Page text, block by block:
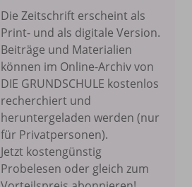
Die Zeitschrift erscheint als
Print- und als digitale Version.
Beiträge und Materialien
können im Online-Archiv von
DIE GRUNDSCHULE kostenlos
recherchiert und
heruntergeladen werden (nur
für Privatpersonen).
Jetzt kostengünstig
Probelesen oder gleich zum